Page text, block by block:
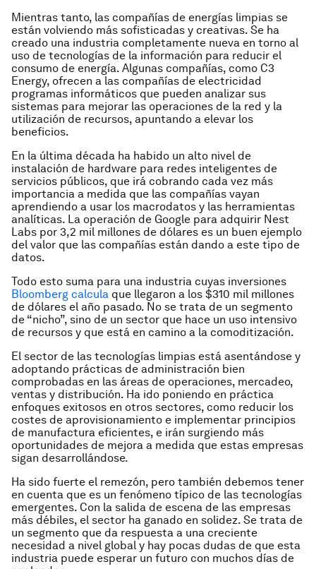
Mientras tanto, las compañías de energías limpias se
están volviendo más sofisticadas y creativas. Se ha
creado una industria completamente nueva en torno al
uso de tecnologías de la información para reducir el
consumo de energía. Algunas compañías, como C3
Energy, ofrecen a las compañías de electricidad
programas informáticos que pueden analizar sus
sistemas para mejorar las operaciones de la red y la
utilización de recursos, apuntando a elevar los
beneficios.
En la última década ha habido un alto nivel de
instalación de hardware para redes inteligentes de
servicios públicos, que irá cobrando cada vez más
importancia a medida que las compañías vayan
aprendiendo a usar los macrodatos y las herramientas
analíticas. La operación de Google para adquirir Nest
Labs por 3,2 mil millones de dólares es un buen ejemplo
del valor que las compañías están dando a este tipo de
datos.
Todo esto suma para una industria cuyas inversiones
Bloomberg calcula que llegaron a los $310 mil millones
de dólares el año pasado. No se trata de un segmento
de “nicho”, sino de un sector que hace un uso intensivo
de recursos y que está en camino a la comoditización.
El sector de las tecnologías limpias está asentándose y
adoptando prácticas de administración bien
comprobadas en las áreas de operaciones, mercadeo,
ventas y distribución. Ha ido poniendo en práctica
enfoques exitosos en otros sectores, como reducir los
costes de aprovisionamiento e implementar principios
de manufactura eficientes, e irán surgiendo más
oportunidades de mejora a medida que estas empresas
sigan desarrollándose.
Ha sido fuerte el remezón, pero también debemos tener
en cuenta que es un fenómeno típico de las tecnologías
emergentes. Con la salida de escena de las empresas
más débiles, el sector ha ganado en solidez. Se trata de
un segmento que da respuesta a una creciente
necesidad a nivel global y hay pocas dudas de que esta
industria puede esperar un futuro con muchos días de